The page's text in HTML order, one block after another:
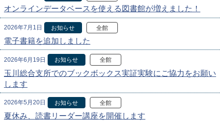
オンラインデータベースを使える図書館が増えました！
2026年7月1日 お知らせ 全館
電子書籍を追加しました
2026年6月19日 お知らせ 全館
玉川総合支所でのブックボックス実証実験にご協力をお願い
します
2026年5月20日 お知らせ 全館
夏休み、読書リーダー講座を開催します